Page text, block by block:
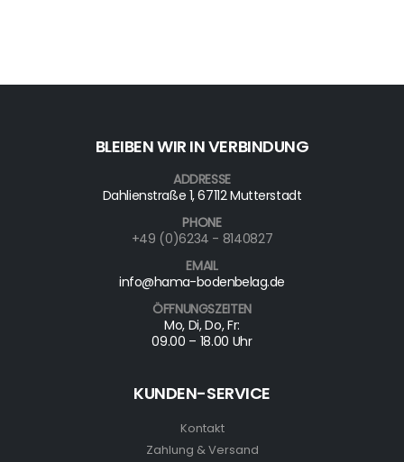
BLEIBEN WIR IN VERBINDUNG
ADDRESSE
Dahlienstraße 1, 67112 Mutterstadt
PHONE
+49 (0)6234 - 8140827
EMAIL
info@hama-bodenbelag.de
ÖFFNUNGSZEITEN
Mo, Di, Do, Fr:
09.00 – 18.00 Uhr
KUNDEN-SERVICE
Kontakt
Zahlung & Versand